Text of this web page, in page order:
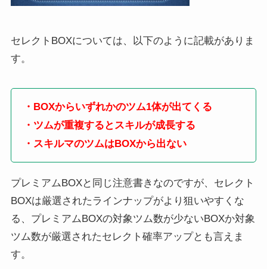
セレクトBOXについては、以下のように記載がありま
す。
・BOXからいずれかのツム1体が出てくる
・ツムが重複するとスキルが成長する
・スキルマのツムはBOXから出ない
プレミアムBOXと同じ注意書きなのですが、セレクト
BOXは厳選されたラインナップがより狙いやすくな
る、プレミアムBOXの対象ツム数が少ないBOXか対象
ツム数が厳選されたセレクト確率アップとも言えま
す。